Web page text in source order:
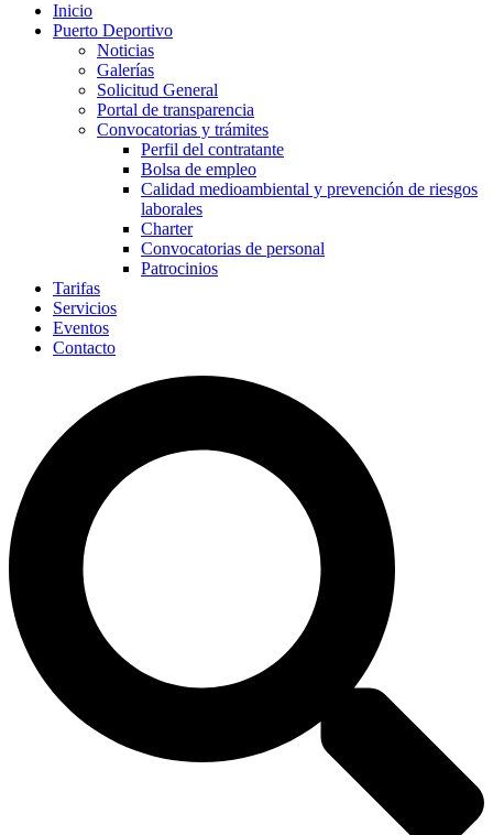
Inicio
Puerto Deportivo
Noticias
Galerías
Solicitud General
Portal de transparencia
Convocatorias y trámites
Perfil del contratante
Bolsa de empleo
Calidad medioambiental y prevención de riesgos
laborales
Charter
Convocatorias de personal
Patrocinios
Tarifas
Servicios
Eventos
Contacto